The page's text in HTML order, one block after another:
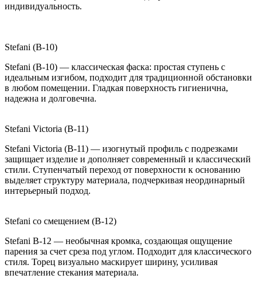
индивидуальность.
Stefani (B-10)
Stefani (B-10) — классическая фаска: простая ступень с
идеальным изгибом, подходит для традиционной обстановки
в любом помещении. Гладкая поверхность гигиенична,
надежна и долговечна.
Stefani Victoria (B-11)
Stefani Victoria (B-11) — изогнутый профиль с подрезками
защищает изделие и дополняет современный и классический
стили. Ступенчатый переход от поверхности к основанию
выделяет структуру материала, подчеркивая неординарный
интерьерный подход.
Stefani со смещением (B-12)
Stefani B-12 — необычная кромка, создающая ощущение
парения за счет среза под углом. Подходит для классического
стиля. Торец визуально маскирует ширину, усиливая
впечатление стекания материала.